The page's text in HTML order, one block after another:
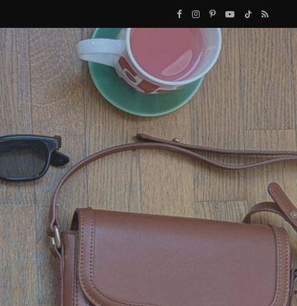
F
c
o
k
I
s
g
a
P
r
Y
b
e
T
k
R